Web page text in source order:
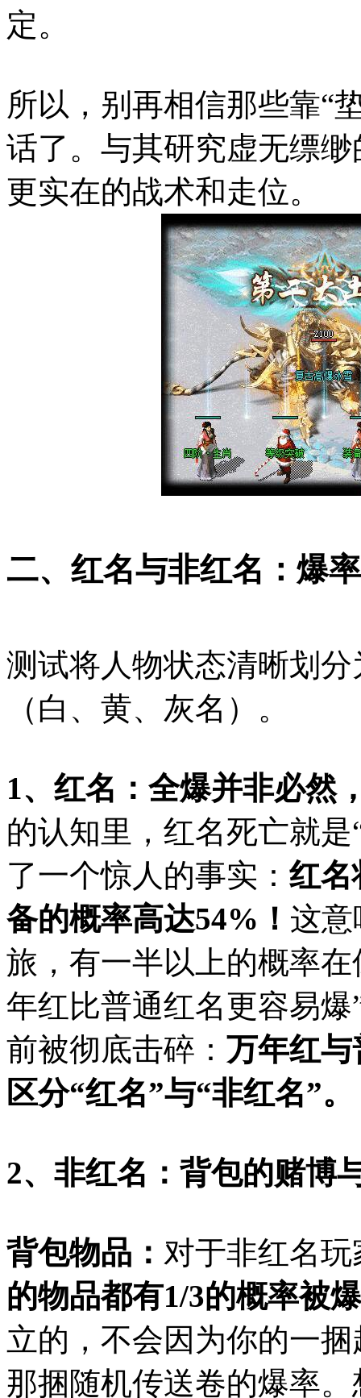
定。
所以，别再相信那些靠“
话了。与其研究虚无缥
更实在的战术和走位。
二、红名与非红名：爆
测试将人物状态清晰划
（白、黄、灰名）。
1、红名：全爆并非必然
的认知里，红名死亡就
了一个惊人的事实： 红名
备的概率高达54%！ 这
旅，有一半以上的概率
年红比普通红名更容易
前被彻底击碎： 万年红
区分“红名”与“非红名”。
2、非红名：背包的赌博
背包物品： 对于非红名
的物品都有1/3的概率被
立的，不会因为你的一
那捆随机传送卷的爆率